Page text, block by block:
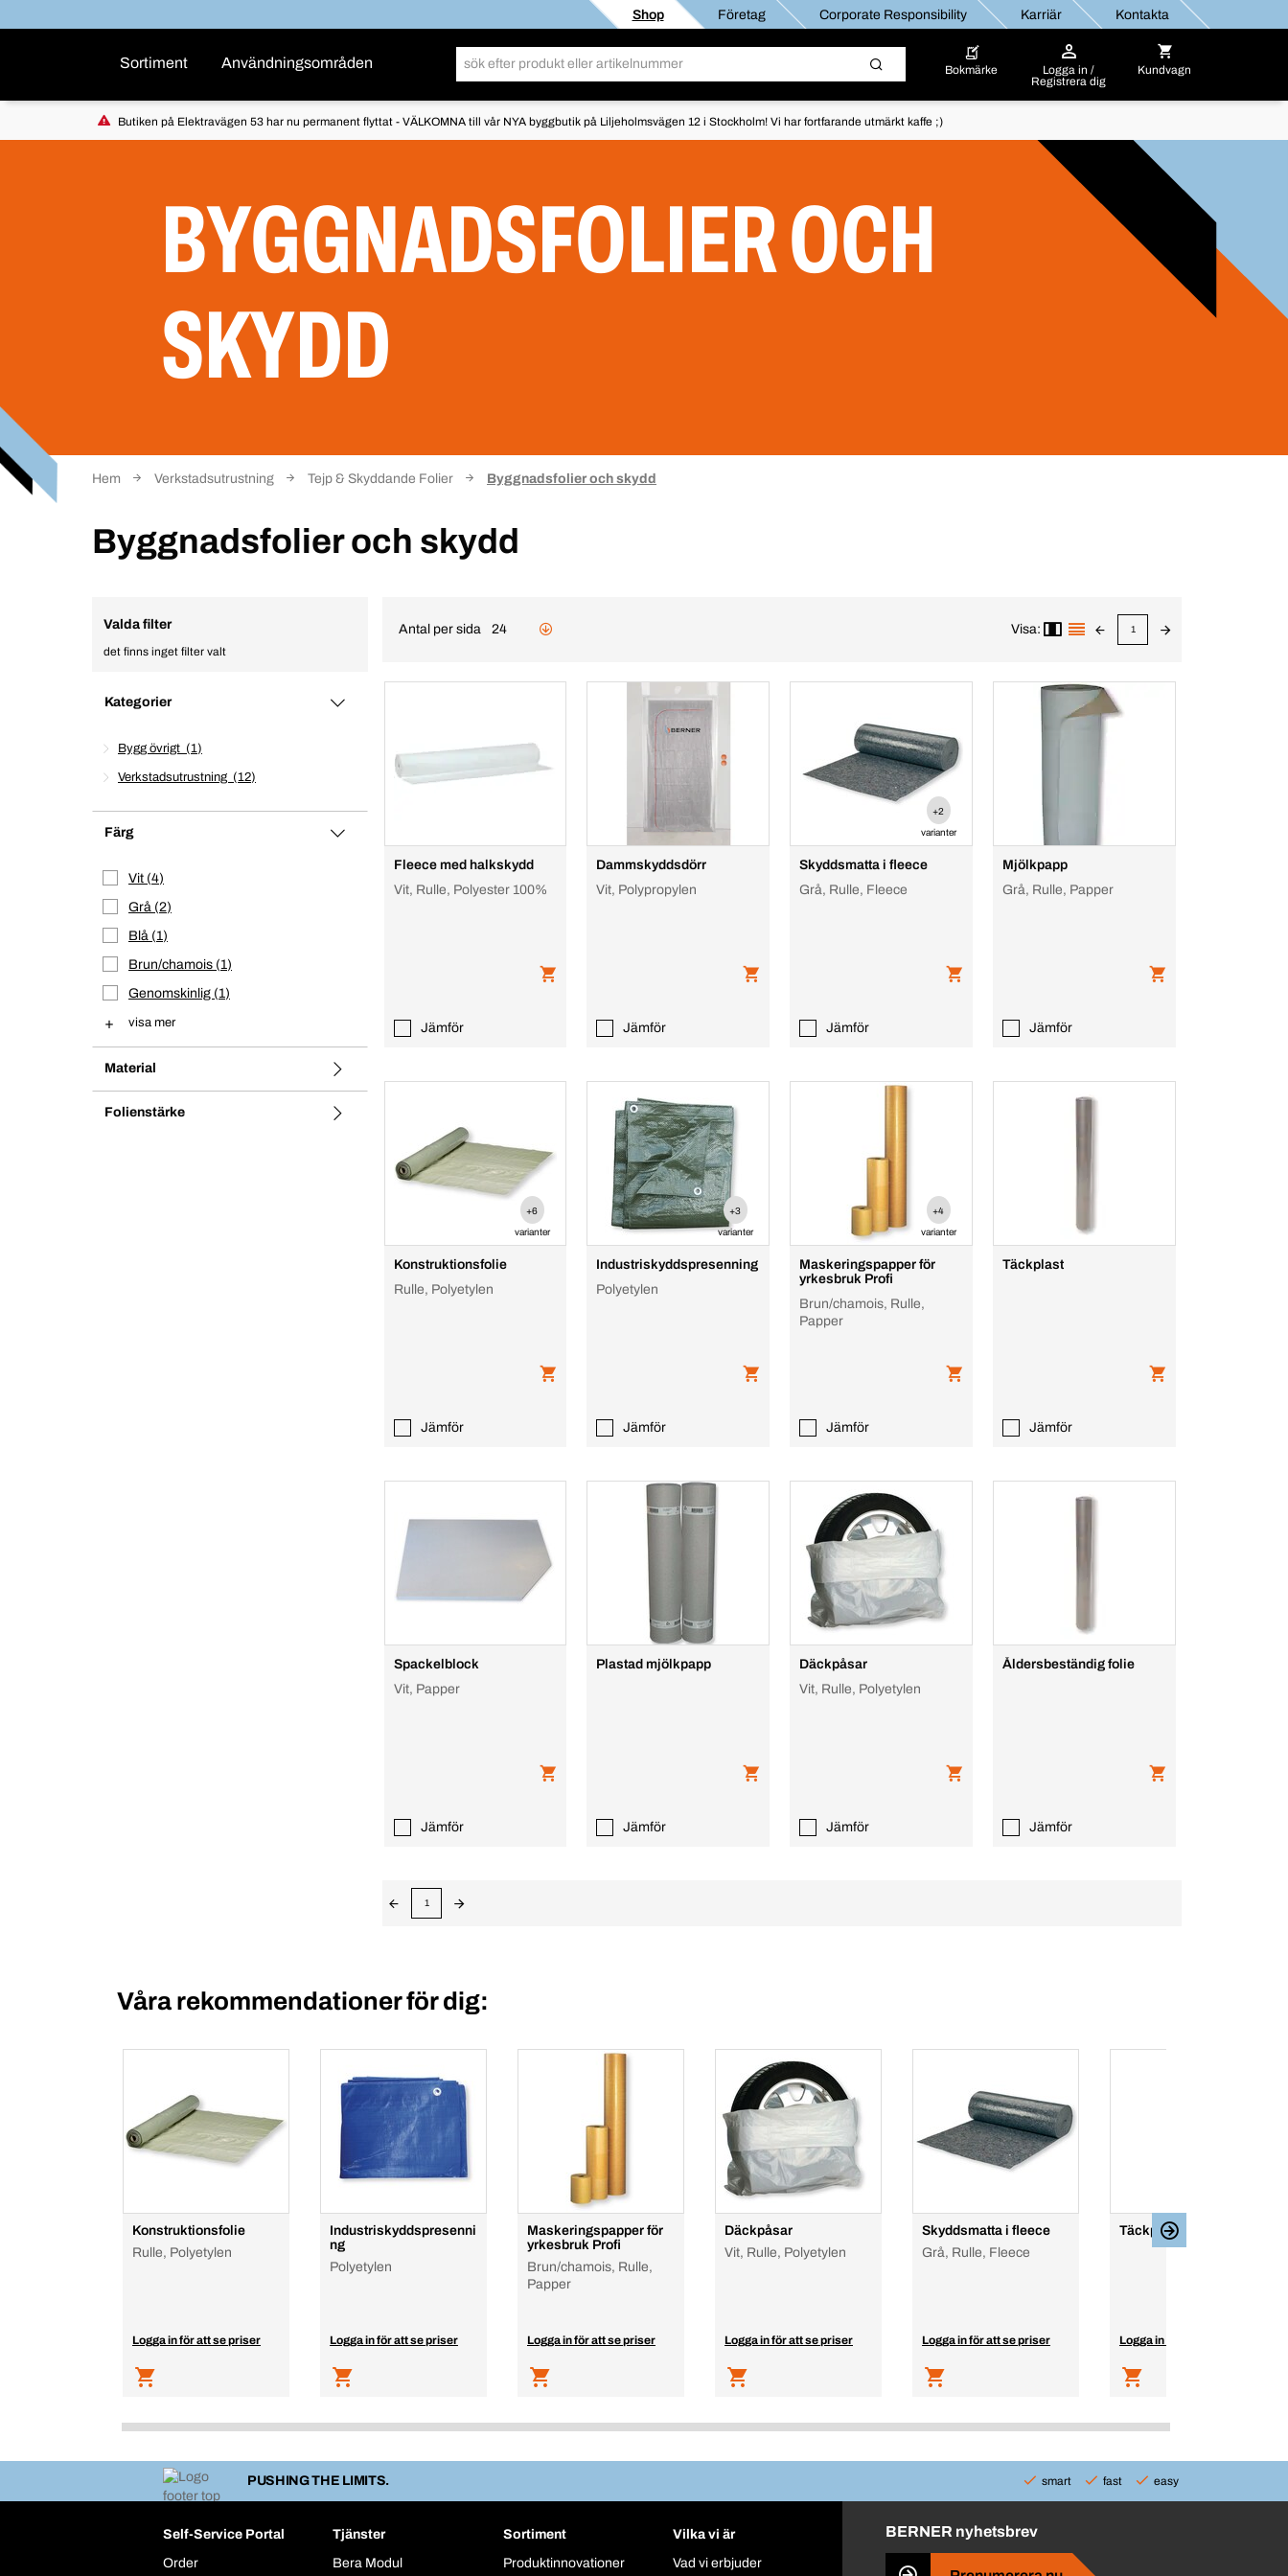
Shop Företag Corporate Responsibility Karriär Kontakta
Sortiment Användningsområden Bokmärke
Logga in /
Registrera dig
Kundvagn
Butiken på Elektravägen 53 har nu permanent flyttat - VÄLKOMNA till vår NYA byggbutik på Liljeholmsvägen 12 i Stockholm! Vi har fortfarande utmärkt kaffe ;)
BYGGNADSFOLIER OCH
SKYDD
Hem Verkstadsutrustning Tejp & Skyddande Folier Byggnadsfolier och skydd
Byggnadsfolier och skydd
Valda filter
det finns inget filter valt
Kategorier
Bygg övrigt 1
Verkstadsutrustning 12
Färg
Vit 4
Grå 2
Blå 1
Brun/chamois 1
Genomskinlig 1
visa mer
Material
Folienstärke
Antal per sida 24 Visa: 1
Fleece med halkskydd
Vit, Rulle, Polyester 100%
Jämför
Dammskyddsdörr
Vit, Polypropylen
Jämför
+2
varianter
Skyddsmatta i fleece
Grå, Rulle, Fleece
Jämför
Mjölkpapp
Grå, Rulle, Papper
Jämför
+6
varianter
Konstruktionsfolie
Rulle, Polyetylen
Jämför
+3
varianter
Industriskyddspresenning
Polyetylen
Jämför
+4
varianter
Maskeringspapper för
yrkesbruk Profi
Brun/chamois, Rulle,
Papper
Jämför
Täckplast
Jämför
Spackelblock
Vit, Papper
Jämför
Plastad mjölkpapp
Jämför
Däckpåsar
Vit, Rulle, Polyetylen
Jämför
Åldersbeständig folie
Jämför
1
Våra rekommendationer för dig:
Konstruktionsfolie
Rulle, Polyetylen
Logga in för att se priser
Industriskyddspresenni
ng
Polyetylen
Logga in för att se priser
Maskeringspapper för
yrkesbruk Profi
Brun/chamois, Rulle,
Papper
Logga in för att se priser
Däckpåsar
Vit, Rulle, Polyetylen
Logga in för att se priser
Skyddsmatta i fleece
Grå, Rulle, Fleece
Logga in för att se priser
Täckplast
Logga in för att se priser
PUSHING THE LIMITS. smart fast easy
Self-Service Portal
Order
Tjänster
Bera Modul
Sortiment
Produktinnovationer
Vilka vi är
Vad vi erbjuder
BERNER nyhetsbrev